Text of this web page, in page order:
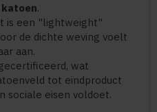
.
is een "lightweight"
de dichte weving voelt
aan.
wat
tot eindproduct
sociale eisen voldoet.